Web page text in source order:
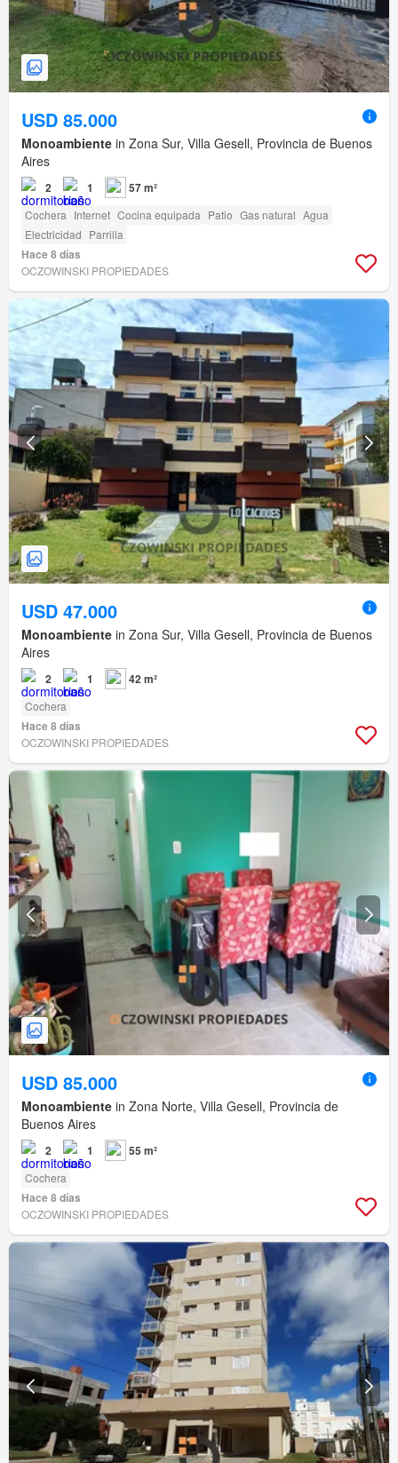
USD 85.000
Monoambiente in Zona Sur, Villa Gesell, Provincia de Buenos
Aires
2 1 57 m²
Cochera Internet Cocina equipada Patio Gas natural Agua
Electricidad Parrilla
Hace 8 días
OCZOWINSKI PROPIEDADES
USD 47.000
Monoambiente in Zona Sur, Villa Gesell, Provincia de Buenos
Aires
2 1 42 m²
Cochera
Hace 8 días
OCZOWINSKI PROPIEDADES
USD 85.000
Monoambiente in Zona Norte, Villa Gesell, Provincia de
Buenos Aires
2 1 55 m²
Cochera
Hace 8 días
OCZOWINSKI PROPIEDADES